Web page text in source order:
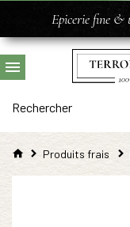
Epicerie fine &
Produits frais